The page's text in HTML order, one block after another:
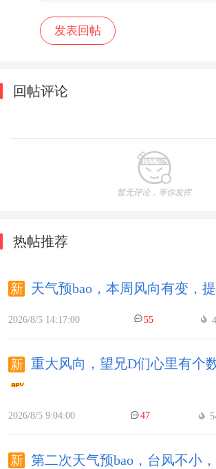
回帖评论
暂无评论，等你发挥
热帖推荐
天气预bao，本周风向有变，提
2026/8/5 14:17:00 55
重大风向，望兄D们心里有个
2026/8/5 9:04:00 47
第二次天气预bao，台风不小